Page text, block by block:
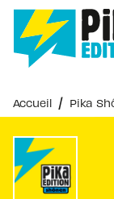
MENU
PIED DE PAGE
Accueil / Pika